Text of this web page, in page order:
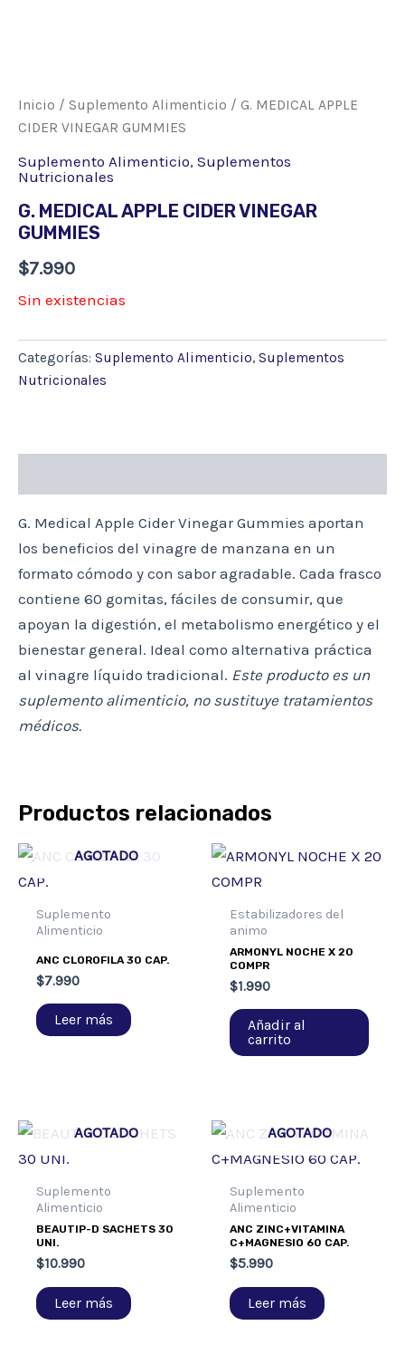
Inicio / Suplemento Alimenticio / G. MEDICAL APPLE
CIDER VINEGAR GUMMIES
Suplemento Alimenticio, Suplementos
Nutricionales
G. MEDICAL APPLE CIDER VINEGAR
GUMMIES
$7.990
Sin existencias
Categorías: Suplemento Alimenticio, Suplementos
Nutricionales
G. Medical Apple Cider Vinegar Gummies aportan
los beneficios del vinagre de manzana en un
formato cómodo y con sabor agradable. Cada frasco
contiene 60 gomitas, fáciles de consumir, que
apoyan la digestión, el metabolismo energético y el
bienestar general. Ideal como alternativa práctica
al vinagre líquido tradicional. Este producto es un
suplemento alimenticio, no sustituye tratamientos
médicos.
Productos relacionados
AGOTADO
Suplemento
Alimenticio
ANC CLOROFILA 30 CAP.
$7.990
Leer más
Estabilizadores del
animo
ARMONYL NOCHE X 20
COMPR
$1.990
Añadir al
carrito
AGOTADO
Suplemento
Alimenticio
BEAUTIP-D SACHETS 30
UNI.
$10.990
Leer más
AGOTADO
Suplemento
Alimenticio
ANC ZINC+VITAMINA
C+MAGNESIO 60 CAP.
$5.990
Leer más